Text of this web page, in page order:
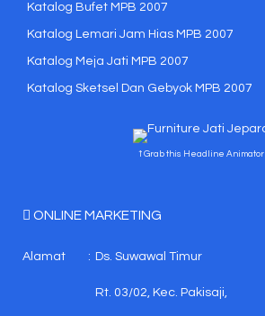
Katalog Bufet MPB 2007
Katalog Lemari Jam Hias MPB 2007
Katalog Meja Jati MPB 2007
Katalog Sketsel Dan Gebyok MPB 2007
↑ Grab this Headline Animator
ONLINE MARKETING
Alamat : Ds. Suwawal Timur
Rt. 03/02, Kec. Pakisaji,